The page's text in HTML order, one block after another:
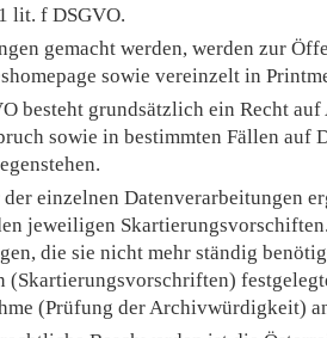
lit. f DSGVO.
gemacht werden, werden zur
sowie vereinzelt in
besteht grundsätzlich ein Recht
sowie in bestimmten Fällen auf
einzelnen Datenverarbeitungen
jeweiligen
die sie nicht mehr ständig
(Prüfung der Archivwürdigkeit)